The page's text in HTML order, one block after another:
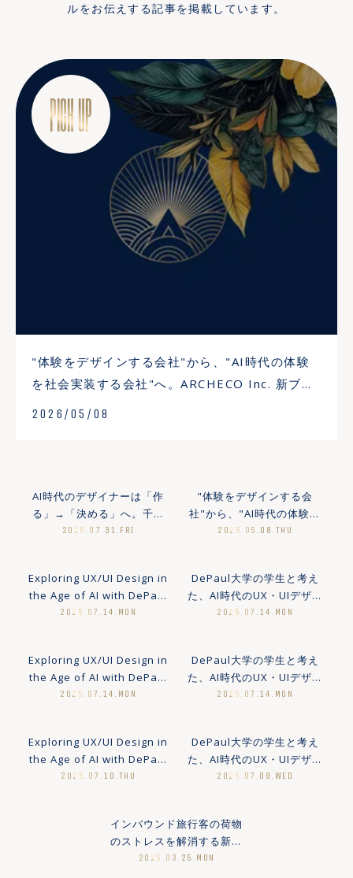
ルをお伝えする記事を掲載しています。
PICK UP
"体験をデザインする会社"から、"AI時代の体験
を社会実装する会社"へ。ARCHECO Inc. 新ブラ
ンドサイト公開
2026/05/08
AI時代のデザイナーは「作
る」→「決める」へ。千葉
工業大学の学生に伝えたこ
2026.07.31.FRI
"体験をデザインする会
社"から、"AI時代の体験を
社会実装する会社"へ。
2026.05.08.THU
Exploring UX/UI Design in
the Age of AI with DePaul
University Students –
2025.07.14.MON
DePaul大学の学生と考え
た、AI時代のUX・UIデザイ
ン 〜ディズカッション編〜
2025.07.14.MON
Exploring UX/UI Design in
the Age of AI with DePaul
University Students –
2025.07.14.MON
DePaul大学の学生と考え
た、AI時代のUX・UIデザイ
ン 〜ワークショップ編〜
2025.07.14.MON
Exploring UX/UI Design in
the Age of AI with DePaul
University Students –
2025.07.10.THU
DePaul大学の学生と考え
た、AI時代のUX・UIデザイ
ン 〜企画編〜
2025.07.09.WED
インバウンド旅行客の荷物
のストレスを解消する新規
事業「Ohbag」のご紹介
2025.03.25.MON